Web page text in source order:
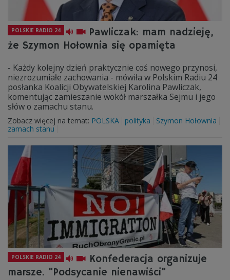
POLSKIE RADIO 24
Pawliczak: mam nadzieję,
że Szymon Hołownia się opamięta
- Każdy kolejny dzień praktycznie coś nowego przynosi,
niezrozumiałe zachowania - mówiła w Polskim Radiu 24
posłanka Koalicji Obywatelskiej Karolina Pawliczak,
komentując zamieszanie wokół marszałka Sejmu i jego
słów o zamachu stanu.
Zobacz więcej na temat: POLSKA polityka
Szymon Hołownia
zamach stanu
POLSKIE RADIO 24
Konfederacja organizuje
marsze. "Podsycanie nienawiści"